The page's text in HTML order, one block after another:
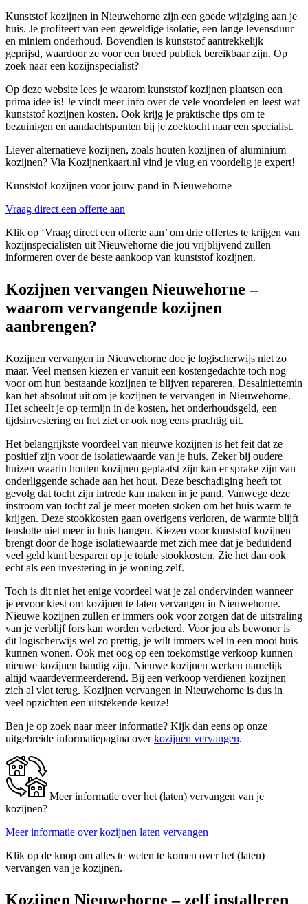
Kunststof kozijnen in Nieuwehorne zijn een goede wijziging aan je
huis. Je profiteert van een geweldige isolatie, een lange levensduur
en miniem onderhoud. Bovendien is kunststof aantrekkelijk
geprijsd, waardoor ze voor een breed publiek bereikbaar zijn. Op
zoek naar een kozijnspecialist?
Op deze website lees je waarom kunststof kozijnen plaatsen een
prima idee is! Je vindt meer info over de vele voordelen en leest wat
kunststof kozijnen kosten. Ook krijg je praktische tips om te
bezuinigen en aandachtspunten bij je zoektocht naar een specialist.
Liever alternatieve kozijnen, zoals houten kozijnen of aluminium
kozijnen? Via Kozijnenkaart.nl vind je vlug en voordelig je expert!
Kunststof kozijnen voor jouw pand in Nieuwehorne
Vraag direct een offerte aan
Klik op ‘Vraag direct een offerte aan’ om drie offertes te krijgen van
kozijnspecialisten uit Nieuwehorne die jou vrijblijvend zullen
informeren over de beste aankoop van kunststof kozijnen.
Kozijnen vervangen Nieuwehorne –
waarom vervangende kozijnen
aanbrengen?
Kozijnen vervangen in Nieuwehorne doe je logischerwijs niet zo
maar. Veel mensen kiezen er vanuit een kostengedachte toch nog
voor om hun bestaande kozijnen te blijven repareren. Desalniettemin
kan het absoluut uit om je kozijnen te vervangen in Nieuwehorne.
Het scheelt je op termijn in de kosten, het onderhoudsgeld, een
tijdsinvestering en het ziet er ook nog eens prachtig uit.
Het belangrijkste voordeel van nieuwe kozijnen is het feit dat ze
positief zijn voor de isolatiewaarde van je huis. Zeker bij oudere
huizen waarin houten kozijnen geplaatst zijn kan er sprake zijn van
onderliggende schade aan het hout. Deze beschadiging heeft tot
gevolg dat tocht zijn intrede kan maken in je pand. Vanwege deze
instroom van tocht zal je meer moeten stoken om het huis warm te
krijgen. Deze stookkosten gaan overigens verloren, de warmte blijft
tenslotte niet meer in huis hangen. Kiezen voor kunststof kozijnen
brengt door de hoge isolatiewaarde met zich mee dat je beduidend
veel geld kunt besparen op je totale stookkosten. Zie het dan ook
echt als een investering in je woning zelf.
Toch is dit niet het enige voordeel wat je zal ondervinden wanneer
je ervoor kiest om kozijnen te laten vervangen in Nieuwehorne.
Nieuwe kozijnen zullen er immers ook voor zorgen dat de uitstraling
van je verblijf fors kan worden verbeterd. Voor jou als bewoner is
dit logischerwijs wel zo prettig, je wilt immers wel in een mooi huis
kunnen wonen. Ook met oog op een toekomstige verkoop kunnen
nieuwe kozijnen handig zijn. Nieuwe kozijnen werken namelijk
altijd waardevermeerderend. Bij een verkoop verdienen kozijnen
zich al vlot terug. Kozijnen vervangen in Nieuwehorne is dus in
veel opzichten een uitstekende keuze!
Ben je op zoek naar meer informatie? Kijk dan eens op onze
uitgebreide informatiepagina overkozijnen vervangen.
Meer informatie over het (laten) vervangen van je
kozijnen?
Meer informatie over kozijnen laten vervangen
Klik op de knop om alles te weten te komen over het (laten)
vervangen van je kozijnen.
Kozijnen Nieuwehorne – zelf installeren